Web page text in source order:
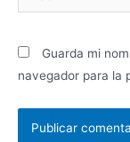
Guarda mi
navegador para la